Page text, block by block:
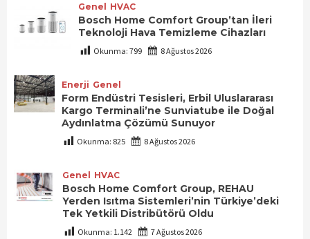
Genel HVAC
Bosch Home Comfort Group’tan İleri
Teknoloji Hava Temizleme Cihazları
Okunma: 799 8 Ağustos 2026
Enerji Genel
Form Endüstri Tesisleri, Erbil Uluslararası
Kargo Terminali’ne Sunviatube ile Doğal
Aydınlatma Çözümü Sunuyor
Okunma: 825 8 Ağustos 2026
Genel HVAC
Bosch Home Comfort Group, REHAU
Yerden Isıtma Sistemleri’nin Türkiye’deki
Tek Yetkili Distribütörü Oldu
Okunma: 1.142 7 Ağustos 2026